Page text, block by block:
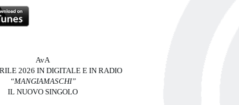
AvA
2026 IN DIGITALE E IN RADIO
“MANGIAMASCHI”
IL NUOVO SINGOLO